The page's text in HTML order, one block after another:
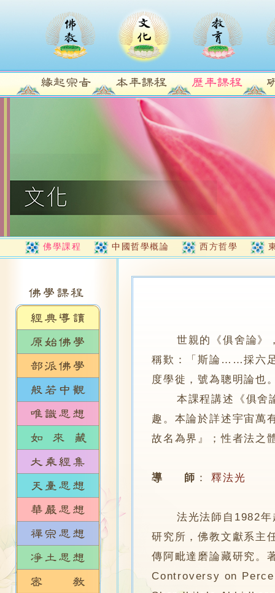
佛學課程 中國哲學概論 西方哲學
世親的《俱舍論》
稱歎：「斯論……採六
度學徙，號為聰明論也
本課程講述《俱舍論
趣。本論於詳述宇宙萬
故名為界』；性者法之
導 師 ： 釋法光
法光法師自1982年
研究所，佛教文獻系主
傳阿毗達磨論藏研究。
Controversy on